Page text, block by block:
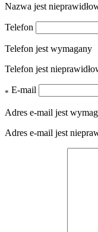
Nazwa jest
Telefon
Telefon jest wymagany
Telefon jest
* E-mail
Adres e-mail jest
Adres e-mail jest